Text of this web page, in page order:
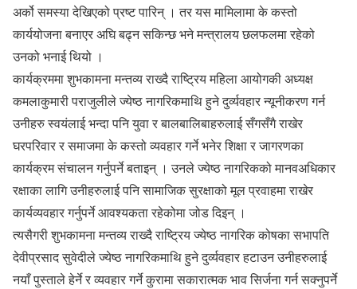
अर्को समस्या देखिएको प्रष्ट पारिन् । तर यस मामिलामा के कस्तो
कार्ययोजना बनाएर अघि बढ्न सकिन्छ भने मन्त्रालय छलफलमा रहेको
उनको भनाई थियो ।
कार्यक्रममा शुभकामना मन्तव्य राख्दै राष्ट्रिय महिला आयोगकी अध्यक्ष
कमलाकुमारी पराजुलीले ज्येष्ठ नागरिकमाथि हुने दुर्व्यवहार न्यूनीकरण गर्न
उनीहरु स्वयंलाई भन्दा पनि युवा र बालबालिबाहरुलाई सँगसँगै राखेर
घरपरिवार र समाजमा के कस्तो व्यवहार गर्ने भनेर शिक्षा र जागरणका
कार्यक्रम संचालन गर्नुपर्ने बताइन् । उनले ज्येष्ठ नागरिकको मानवअधिकार
रक्षाका लागि उनीहरुलाई पनि सामाजिक सुरक्षाको मूल प्रवाहमा राखेर
कार्यव्यवहार गर्नुपर्ने आवश्यकता रहेकोमा जोड दिइन् ।
त्यसैगरी शुभकामना मन्तव्य राख्दै राष्ट्रिय ज्येष्ठ नागरिक कोषका सभापति
देवीप्रसाद सुवेदीले ज्येष्ठ नागरिकमाथि हुने दुर्व्यवहार हटाउन उनीहरुलाई
नयाँ पुस्ताले हेर्ने र व्यवहार गर्ने कुरामा सकारात्मक भाव सिर्जना गर्न सक्नुपर्ने